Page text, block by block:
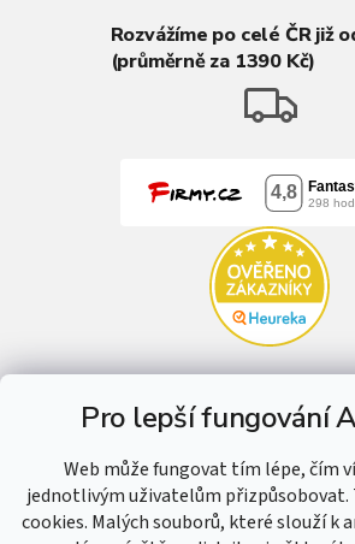
Pro lepší fungování
Web může fungovat tím lépe, čím
jednotlivým uživatelům přizpůsobovat.
cookies. Malých souborů, které slouží k
Rozvážíme po celé ČR již
(průměrně za 1390 Kč)